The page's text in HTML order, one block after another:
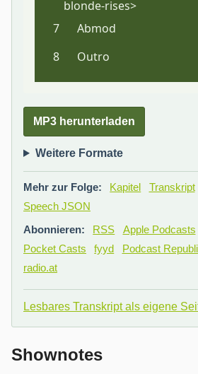
MP3 herunterladen
Weitere Formate
Mehr zur Folge: Kapitel Transkript
Speech JSON
Abonnieren:
RSS Apple Podcasts
Pocket Casts
fyyd Podcast
radio.at
Lesbares Transkript als eigene
Shownotes